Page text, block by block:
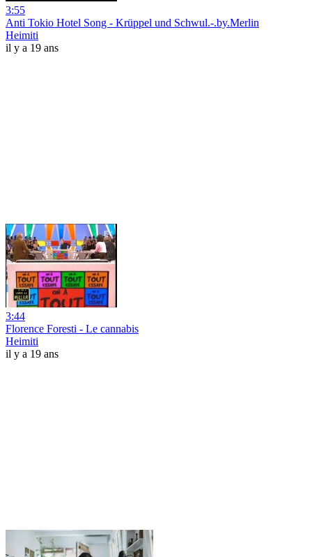
3:55
Anti Tokio Hotel Song - Krüppel und Schwul.-.by.Merlin
Heimiti
il y a 19 ans
3:44
Florence Foresti - Le cannabis
Heimiti
il y a 19 ans